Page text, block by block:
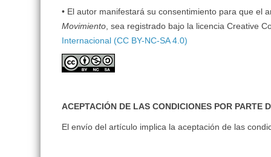
• El autor manifestará su consentimiento para que el
Movimiento , sea registrado bajo la licencia Creative
Internacional (CC BY-NC-SA 4.0)
ACEPTACIÓN DE LAS CONDICIONES POR PARTE
El envío del artículo implica la aceptación de las